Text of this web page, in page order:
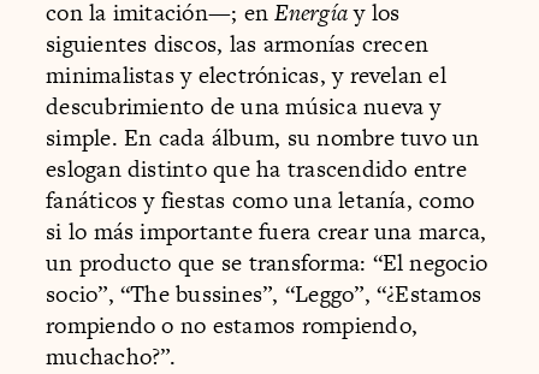
con la imitación—; enEnergíay los
siguientes discos, las armonías crecen
minimalistas y electrónicas, y revelan el
descubrimiento de una música nueva y
simple. En cada álbum, su nombre tuvo un
eslogan distinto que ha trascendido entre
fanáticos y fiestas como una letanía, como
si lo más importante fuera crear una marca,
un producto que se transforma: “El negocio
socio”, “The bussines”, “Leggo”, “¿Estamos
rompiendo o no estamos rompiendo,
muchacho?”.